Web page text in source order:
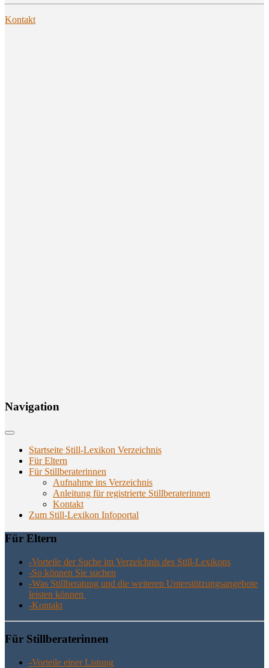
Kon­takt
Navi­ga­ti­on
Startseite Still-Lexikon Verzeichnis
Für Eltern
Für Stillberaterinnen
Aufnahme ins Verzeichnis
Anlei­tung für regis­trier­te Stillberaterinnen
Kon­takt
Zum Still-Lexikon Infoportal
Für Eltern
-Vor­tei­le der Suche im Ver­zeich­nis des Still-Lexikons
-So kön­nen Sie suchen
-Was Still­be­ra­tung und die wei­te­ren Unter­stüt­zungs­an­ge­bo­te
leis­ten können
-Kon­takt
Für Still­be­ra­te­rin­nen
-Vor­tei­le einer Listung